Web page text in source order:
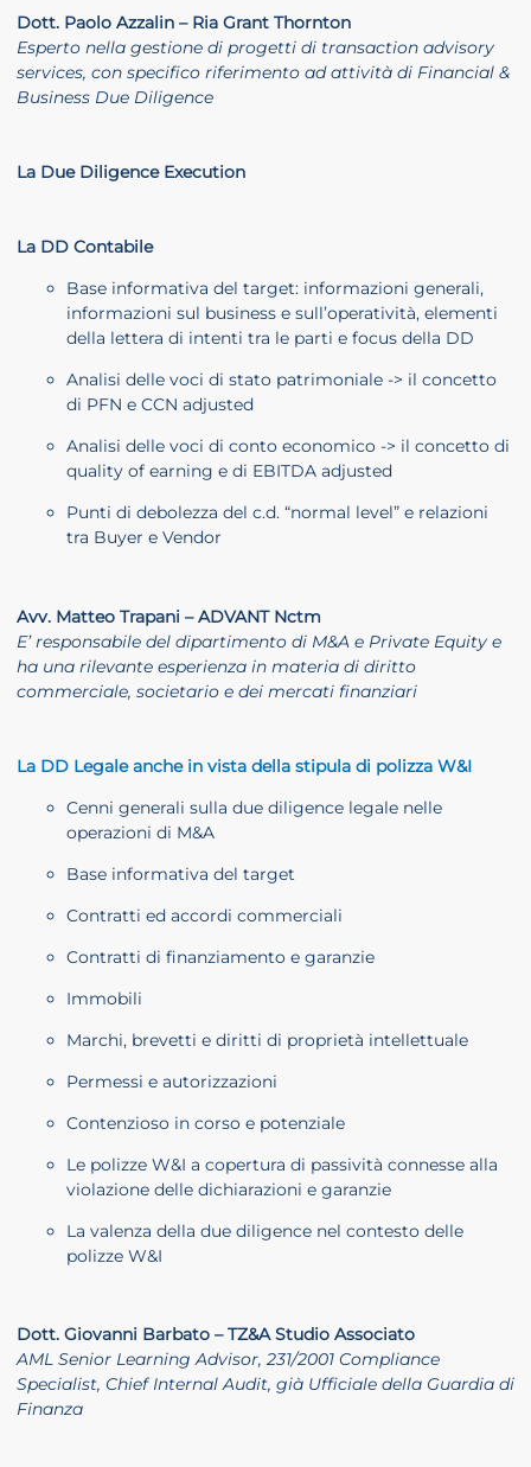
Dott. Paolo Azzalin – Ria Grant Thornton
Esperto nella gestione di progetti di transaction advisory
services, con specifico riferimento ad attività di Financial &
Business Due Diligence
La Due Diligence Execution
La DD Contabile
Base informativa del target: informazioni generali,
informazioni sul business e sull’operatività, elementi
della lettera di intenti tra le parti e focus della DD
Analisi delle voci di stato patrimoniale -> il concetto
di PFN e CCN adjusted
Analisi delle voci di conto economico -> il concetto di
quality of earning e di EBITDA adjusted
Punti di debolezza del c.d. “normal level” e relazioni
tra Buyer e Vendor
Avv. Matteo Trapani – ADVANT Nctm
E’ responsabile del dipartimento di M&A e Private Equity e
ha una rilevante esperienza in materia di diritto
commerciale, societario e dei mercati finanziari
La DD Legale anche in vista della stipula di polizza W&I
Cenni generali sulla due diligence legale nelle
operazioni di M&A
Base informativa del target
Contratti ed accordi commerciali
Contratti di finanziamento e garanzie
Immobili
Marchi, brevetti e diritti di proprietà intellettuale
Permessi e autorizzazioni
Contenzioso in corso e potenziale
Le polizze W&I a copertura di passività connesse alla
violazione delle dichiarazioni e garanzie
La valenza della due diligence nel contesto delle
polizze W&I
Dott. Giovanni Barbato – TZ&A Studio Associato
AML Senior Learning Advisor, 231/2001 Compliance
Specialist, Chief Internal Audit, già Ufficiale della Guardia di
Finanza